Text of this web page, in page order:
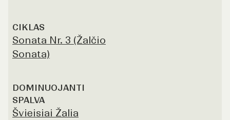
CIKLAS
Sonata Nr. 3 (Žalčio
Sonata)
DOMINUOJANTI
SPALVA
Švieisiai Žalia